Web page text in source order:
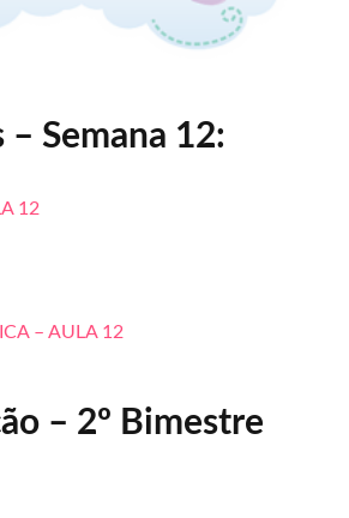
Semana 12:
12
– AULA 12
– 2º Bimestre